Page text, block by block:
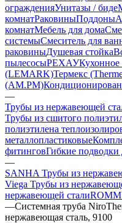
огражденияУнитазы / биде
комнатРаковиныПоддоны
комнатМебель для дома
системыСмеситель для
раковиныДушевая стойка
пылесосыРЕХАУКухонное
(LEMARK)Термекс
(AM.PM)
—
Трубы из нержавеющей
Трубы из сшитого
полиэтилена
металлопластиковые
фитинговГибкие подводки
—
SANHA Трубы из
Viega Трубы из
нержавеющей стали
—Системная труба
нержавеющая сталь, 9100